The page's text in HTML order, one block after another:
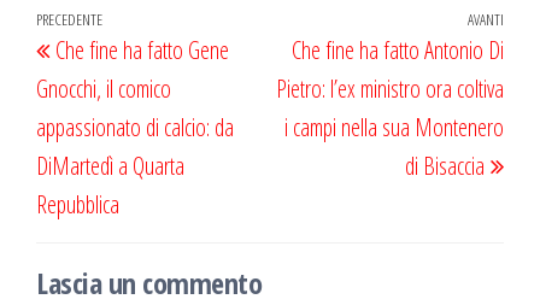
Navigazione
articoli
Articolo
precedente
PRECEDENTE
Che fine ha fatto Gene
Gnocchi, il comico
appassionato di calcio: da
DiMartedì a Quarta
Repubblica
AVANTI
Che fine ha fatto Antonio Di
Pietro: l’ex ministro ora coltiva
i campi nella sua Montenero
di Bisaccia
Lascia un commento